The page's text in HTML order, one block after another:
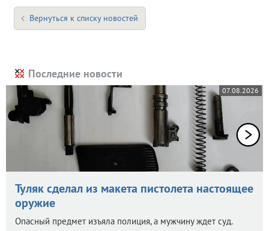
Вернуться к списку новостей
Последние новости
07.08.2026
Туляк сделал из макета пистолета настоящее
оружие
Опасный предмет изъяла полиция, а мужчину ждет суд.